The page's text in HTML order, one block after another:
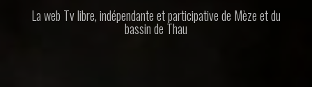
La web Tv libre, indépendante et participative de Mèze et du
bassin de Thau